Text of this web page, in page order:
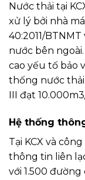
Nước thải tại
xử lý bởi nhà
40:2011/
nước bên
cao yếu tố bảo
thống nước
III đạt
Hệ thống
Tại KCX và
thông tin liên
với 1.500